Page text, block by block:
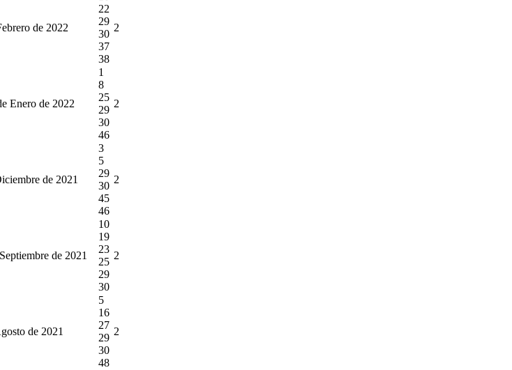
de 2022
22
29
30
37
38
2
Enero de 2022
1
8
25
29
30
46
2
de 2021
3
5
29
30
45
46
2
de 2021
10
19
23
25
29
30
2
de 2021
5
16
27
29
30
48
2